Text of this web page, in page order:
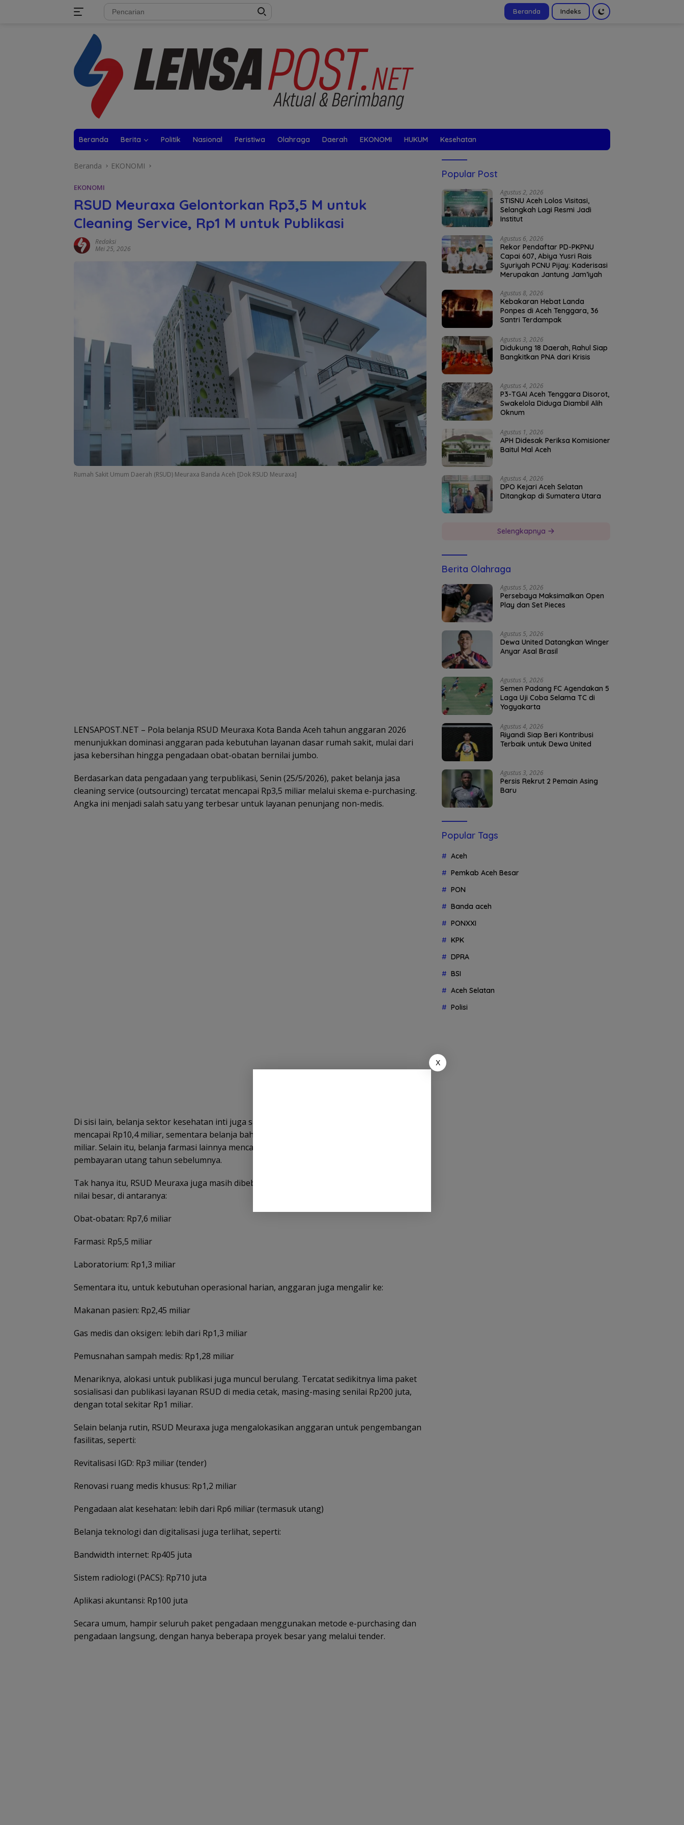
Beranda Indeks
Beranda Berita Politik Nasional Peristiwa Olahraga Daerah EKONOMI HUKUM Kesehatan
Beranda EKONOMI
EKONOMI
RSUD Meuraxa Gelontorkan Rp3,5 M untuk
Cleaning Service, Rp1 M untuk Publikasi
Redaksi
Mei 25, 2026
Rumah Sakit Umum Daerah (RSUD) Meuraxa Banda Aceh [Dok RSUD Meuraxa]
LENSAPOST.NET – Pola belanja RSUD Meuraxa Kota Banda Aceh tahun anggaran 2026
menunjukkan dominasi anggaran pada kebutuhan layanan dasar rumah sakit, mulai dari
jasa kebersihan hingga pengadaan obat-obatan bernilai jumbo.
Berdasarkan data pengadaan yang terpublikasi, Senin (25/5/2026), paket belanja jasa
cleaning service (outsourcing) tercatat mencapai Rp3,5 miliar melalui skema e-purchasing.
Angka ini menjadi salah satu yang terbesar untuk layanan penunjang non-medis.
Di sisi lain, belanja sektor kesehatan inti juga sangat signifikan. Pengadaan obat-obatan
mencapai Rp10,4 miliar, sementara belanja bahan implan medis bahkan menembus Rp12,5
miliar. Selain itu, belanja farmasi lainnya mencapai miliaran rupiah, termasuk untuk
pembayaran utang tahun sebelumnya.
Tak hanya itu, RSUD Meuraxa juga masih dibebani utang pengadaan tahun 2025 dengan
nilai besar, di antaranya:
Obat-obatan: Rp7,6 miliar
Farmasi: Rp5,5 miliar
Laboratorium: Rp1,3 miliar
Sementara itu, untuk kebutuhan operasional harian, anggaran juga mengalir ke:
Makanan pasien: Rp2,45 miliar
Gas medis dan oksigen: lebih dari Rp1,3 miliar
Pemusnahan sampah medis: Rp1,28 miliar
Menariknya, alokasi untuk publikasi juga muncul berulang. Tercatat sedikitnya lima paket
sosialisasi dan publikasi layanan RSUD di media cetak, masing-masing senilai Rp200 juta,
dengan total sekitar Rp1 miliar.
Selain belanja rutin, RSUD Meuraxa juga mengalokasikan anggaran untuk pengembangan
fasilitas, seperti:
Revitalisasi IGD: Rp3 miliar (tender)
Renovasi ruang medis khusus: Rp1,2 miliar
Pengadaan alat kesehatan: lebih dari Rp6 miliar (termasuk utang)
Belanja teknologi dan digitalisasi juga terlihat, seperti:
Bandwidth internet: Rp405 juta
Sistem radiologi (PACS): Rp710 juta
Aplikasi akuntansi: Rp100 juta
Secara umum, hampir seluruh paket pengadaan menggunakan metode e-purchasing dan
pengadaan langsung, dengan hanya beberapa proyek besar yang melalui tender.
Popular Post
Agustus 2, 2026
STISNU Aceh Lolos Visitasi,
Selangkah Lagi Resmi Jadi
Institut
Agustus 6, 2026
Rekor Pendaftar PD-PKPNU
Capai 607, Abiya Yusri Rais
Syuriyah PCNU Pijay: Kaderisasi
Merupakan Jantung Jam’iyah
Agustus 8, 2026
Kebakaran Hebat Landa
Ponpes di Aceh Tenggara, 36
Santri Terdampak
Agustus 3, 2026
Didukung 18 Daerah, Rahul Siap
Bangkitkan PNA dari Krisis
Agustus 4, 2026
P3-TGAI Aceh Tenggara Disorot,
Swakelola Diduga Diambil Alih
Oknum
Agustus 1, 2026
APH Didesak Periksa Komisioner
Baitul Mal Aceh
Agustus 4, 2026
DPO Kejari Aceh Selatan
Ditangkap di Sumatera Utara
Selengkapnya
Berita Olahraga
Agustus 5, 2026
Persebaya Maksimalkan Open
Play dan Set Pieces
Agustus 5, 2026
Dewa United Datangkan Winger
Anyar Asal Brasil
Agustus 5, 2026
Semen Padang FC Agendakan 5
Laga Uji Coba Selama TC di
Yogyakarta
Agustus 4, 2026
Riyandi Siap Beri Kontribusi
Terbaik untuk Dewa United
Agustus 3, 2026
Persis Rekrut 2 Pemain Asing
Baru
Popular Tags
Aceh
Pemkab Aceh Besar
PON
Banda aceh
PONXXI
KPK
DPRA
BSI
Aceh Selatan
Polisi
X